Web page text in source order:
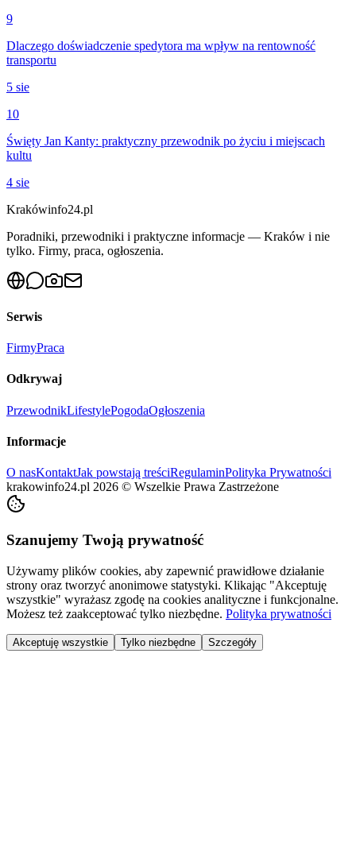
9
Dlaczego doświadczenie spedytora ma wpływ na rentowność
transportu
5 sie
10
Święty Jan Kanty: praktyczny przewodnik po życiu i miejscach
kultu
4 sie
Krakówinfo24.pl
Poradniki, przewodniki i praktyczne informacje — Kraków i nie
tylko. Firmy, praca, ogłoszenia.
Serwis
FirmyPraca
Odkrywaj
PrzewodnikLifestylePogodaOgłoszenia
Informacje
O nasKontaktJak powstają treściRegulaminPolityka Prywatności
krakowinfo24.pl 2026 © Wszelkie Prawa Zastrzeżone
Szanujemy Twoją prywatność
Używamy plików cookies, aby zapewnić prawidłowe działanie
strony oraz tworzyć anonimowe statystyki. Klikając "Akceptuję
wszystkie" wyrażasz zgodę na cookies analityczne i funkcjonalne.
Możesz też zaakceptować tylko niezbędne. Polityka prywatności
Akceptuję wszystkie Tylko niezbędne Szczegóły